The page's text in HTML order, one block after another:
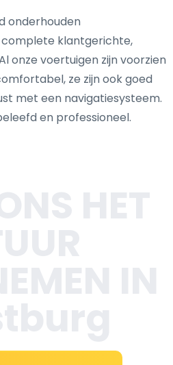
onderhouden
klantgerichte,
onze voertuigen zijn voorzien
ze zijn ook goed
met een navigatiesysteem.
en professioneel.